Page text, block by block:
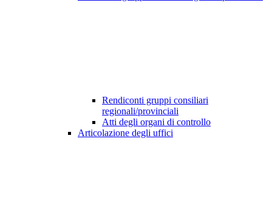
Rendiconti gruppi consiliari
regionali/provinciali
Atti degli organi di controllo
Articolazione degli uffici